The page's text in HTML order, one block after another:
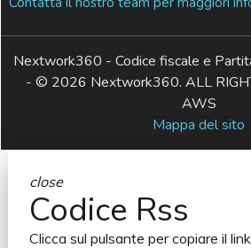
Nextwork360 - Codice fiscale e
- © 2026 Nextwork360. ALL
AWS
Mappa del sito
close
Codice Rss
Clicca sul pulsante per copiare il